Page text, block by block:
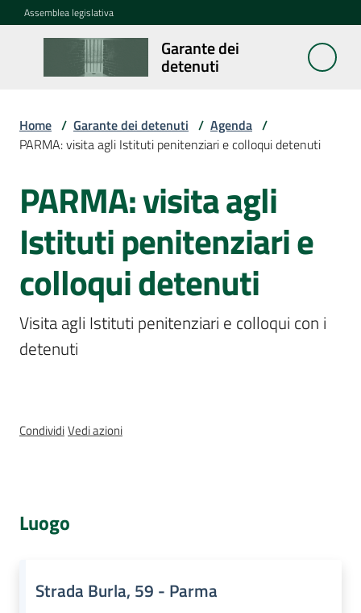
Vai al contenuto
Vai alla navigazione
Vai al footer
Assemblea legislativa
Garante dei
detenuti
Garante
dei
fa
Notizie
Segnalazioni
Assemblea
Argomenti
Home / Garante dei detenuti / Agenda /
PARMA: visita agli Istituti penitenziari e colloqui detenuti
Salta al contenuto
PARMA: visita agli
Istituti penitenziari e
colloqui detenuti
Visita agli Istituti penitenziari e colloqui con i
detenuti
CondividiVedi azioni
Luogo
Strada Burla, 59 - Parma